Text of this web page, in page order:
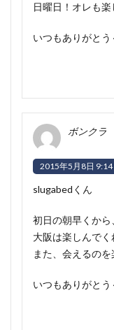
日曜日！オレも楽
いつもありがとう
ボンクラ
2015年5月8日 9:14
slugabedくん
初日の朝早くから
大阪は楽しんでく
また、会えるの
いつもありがとう